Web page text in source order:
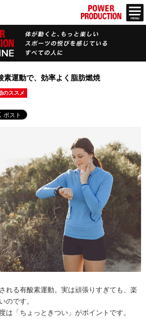
素運動で、効率よく脂肪燃焼
のススメ
れる有酸素運動。実は頑張りすぎても、楽
のです。
は「ちょっときつい」がポイントです。